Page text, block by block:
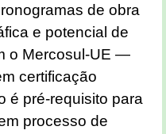
de obra
e potencial de
o Mercosul-UE —
certificação
é pré-requisito para
processo de